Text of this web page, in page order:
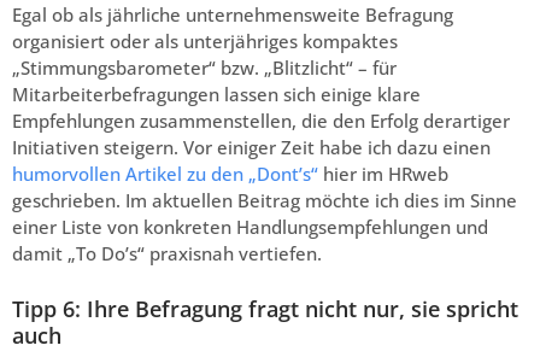
Egal ob als jährliche unternehmensweite Befragung
organisiert oder als unterjähriges kompaktes
„Stimmungsbarometer“ bzw. „Blitzlicht“ – für
Mitarbeiterbefragungen lassen sich einige klare
Empfehlungen zusammenstellen, die den Erfolg derartiger
Initiativen steigern. Vor einiger Zeit habe ich dazu einen
humorvollen Artikel zu den „Dont’s“ hier im HRweb
geschrieben. Im aktuellen Beitrag möchte ich dies im Sinne
einer Liste von konkreten Handlungsempfehlungen und
damit „To Do’s“ praxisnah vertiefen.
Tipp 6: Ihre Befragung fragt nicht nur, sie spricht
auch